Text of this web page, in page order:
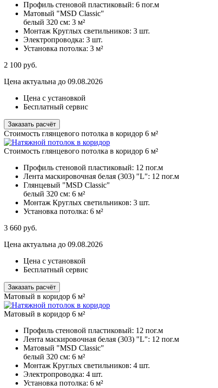
Профиль стеновой пластиковый: 6 пог.м
Матовый "MSD Classic"
белый 320 см: 3 м²
Монтаж Круглых светильников: 3 шт.
Электропроводка: 3 шт.
Установка потолка: 3 м²
2 100 руб.
Цена актуальна до 09.08.2026
Цена с установкой
Бесплатный сервис
Заказать расчёт
Стоимость глянцевого потолка в коридор 6 м²
Стоимость глянцевого потолка в коридор 6 м²
Профиль стеновой пластиковый: 12 пог.м
Лента маскировочная белая (303) "L": 12 пог.м
Глянцевый "MSD Classic"
белый 320 см: 6 м²
Монтаж Круглых светильников: 3 шт.
Установка потолка: 6 м²
3 660 руб.
Цена актуальна до 09.08.2026
Цена с установкой
Бесплатный сервис
Заказать расчёт
Матовый в коридор 6 м²
Матовый в коридор 6 м²
Профиль стеновой пластиковый: 12 пог.м
Лента маскировочная белая (303) "L": 12 пог.м
Матовый "MSD Classic"
белый 320 см: 6 м²
Монтаж Круглых светильников: 4 шт.
Электропроводка: 4 шт.
Установка потолка: 6 м²